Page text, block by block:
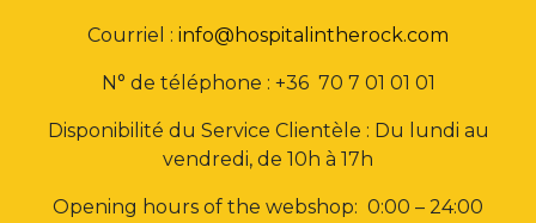
Courriel : info@hospitalintherock.com
N° de téléphone : +36 70 7 01 01 01
Disponibilité du Service Clientèle : Du lundi au
vendredi, de 10h à 17h
Opening hours of the webshop: 0:00 – 24:00